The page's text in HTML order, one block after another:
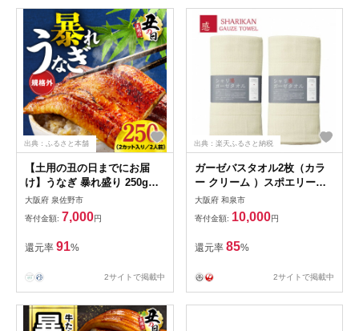
出典：ふるさと本舗
【土用の丑の日までにお届
け】うなぎ 暴れ盛り 250g（2
カット）【規格外 お試し 鰻
かば焼き 簡単調理 訳あり サ
イズ不揃い 人気 惣菜 うな重
うな丼 ひつまぶし】 G3973d
大阪府 泉佐野市
寄付金額: 7,000円
還元率 91%
2サイトで掲載中
出典：楽天ふるさと納税
ガーゼバスタオル2枚（カラ
ー クリーム ）スポエリーア
イスコットン
大阪府 和泉市
寄付金額: 10,000円
還元率 85%
2サイトで掲載中